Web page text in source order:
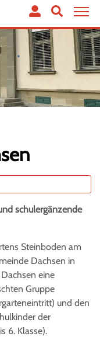
schulergänzende
Steinboden am
Dachsen in
eine
Gruppe
und den
der
6. Klasse).